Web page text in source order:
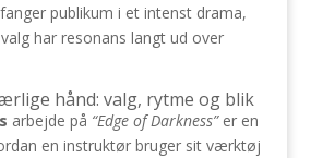
publikum i et intenst drama,
har resonans langt ud over
hånd: valg, rytme og blik
arbejde på “Edge of Darkness”er en
en instruktør bruger sit værktøj